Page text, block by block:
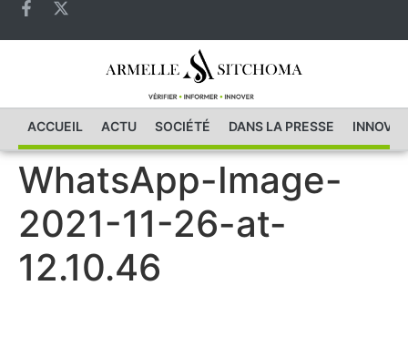
ACCUEIL ACTU SOCIÉTÉ DANS LA PRESSE
WhatsApp-Image-
2021-11-26-at-
12.10.46